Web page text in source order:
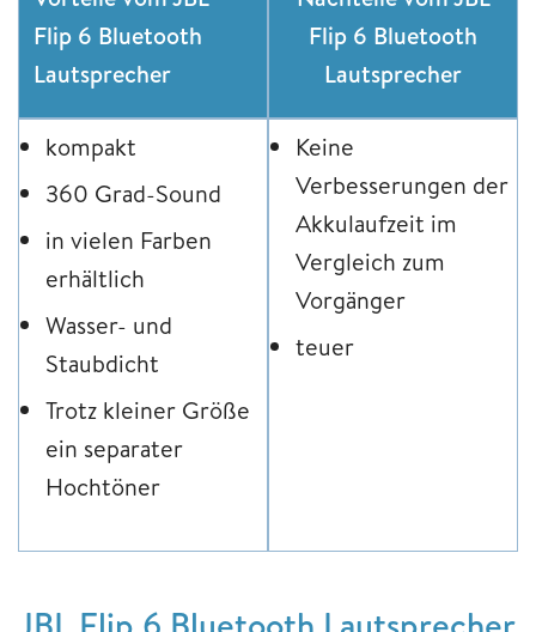
Flip 6 Bluetooth
Lautsprecher
Flip 6 Bluetooth
Lautsprecher
kompakt
360 Grad-Sound
in vielen Farben
erhältlich
Wasser- und
Staubdicht
Trotz kleiner Größe
ein separater
Hochtöner
Keine
Verbesserungen der
Akkulaufzeit im
Vergleich zum
Vorgänger
teuer